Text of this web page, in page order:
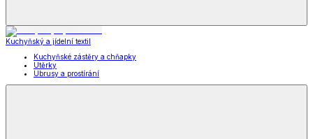
Kuchyňský a jídelní textil
Kuchyňské zástěry a chňapky
Utěrky
Ubrusy a prostírání